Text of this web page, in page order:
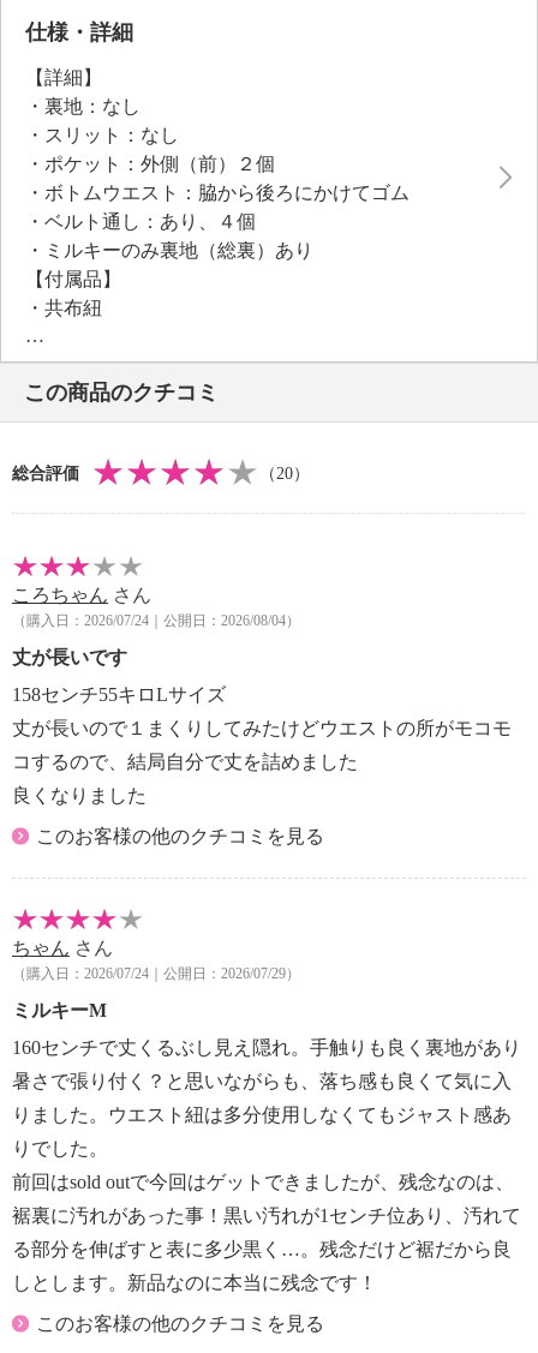
ば、ウエストマークスタイルが楽しめます。
で計算された美しいシルエットを実現しました。
仕様・詳細
【詳細】
・裏地：なし
・スリット：なし
・ポケット：外側（前）２個
・ボトムウエスト：脇から後ろにかけてゴム
・ベルト通し：あり、４個
・ミルキーのみ裏地（総裏）あり
【付属品】
・共布紐
【素材】
＜ミルキー、ブラウン、グレー、ブラック＞ポリエス
テル１００％
・裏地：＜ミルキー＞ポリエステル１００％
・手洗い：可
・漂白処理：塩素系・酸素系漂白不可
・自然乾燥：日陰の吊り干し
・アイロン仕上げ：可（中温）
・ドライクリーニング：石油系ドライクリーニング可
【メンテナンス（ケアラベル）】
＜ミルキー、ブラウン、グレー、ブラック＞ネット使
＜ブラウン、グレー、ブラック＞水や汗などによる色
落ち、色移り注意
＜ブラウン、グレー、ブラック＞摩擦による色落ち、
色移り注意
【原産国（地）】
・中国製
この商品のクチコミ
総合評価 （20）
ころちゃん さん
（購入日：2026/07/24｜公開日：2026/08/04）
丈が長いです
158センチ55キロLサイズ
丈が長いので１まくりしてみたけどウエストの所がモコモ
コするので、結局自分で丈を詰めました
良くなりました
このお客様の他のクチコミを見る
ちゃん さん
（購入日：2026/07/24｜公開日：2026/07/29）
ミルキーM
160センチで丈くるぶし見え隠れ。手触りも良く裏地があり
暑さで張り付く？と思いながらも、落ち感も良くて気に入
りました。ウエスト紐は多分使用しなくてもジャスト感あ
りでした。
前回はsold outで今回はゲットできましたが、残念なのは、
裾裏に汚れがあった事！黒い汚れが1センチ位あり、汚れて
る部分を伸ばすと表に多少黒く…。残念だけど裾だから良
しとします。新品なのに本当に残念です！
このお客様の他のクチコミを見る